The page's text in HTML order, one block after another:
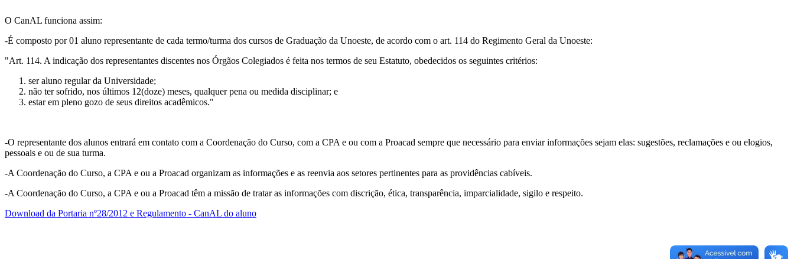
O CanAL funciona assim:
-É composto por 01 aluno representante de cada termo/turma dos cursos de Graduação da Unoeste, de acordo com o art. 114 do Regimento Geral da Unoeste:
"Art. 114. A indicação dos representantes discentes nos Órgãos Colegiados é feita nos termos de seu Estatuto, obedecidos os seguintes critérios:
ser aluno regular da Universidade;
não ter sofrido, nos últimos 12(doze) meses, qualquer pena ou medida disciplinar; e
estar em pleno gozo de seus direitos acadêmicos."
-O representante dos alunos entrará em contato com a Coordenação do Curso, com a CPA e ou com a Proacad sempre que necessário para enviar informações sejam elas: sugestões, reclamações e ou elogios,
pessoais e ou de sua turma.
-A Coordenação do Curso, a CPA e ou a Proacad organizam as informações e as reenvia aos setores pertinentes para as providências cabíveis.
-A Coordenação do Curso, a CPA e ou a Proacad têm a missão de tratar as informações com discrição, ética, transparência, imparcialidade, sigilo e respeito.
Download da Portaria nº28/2012 e Regulamento - CanAL do aluno